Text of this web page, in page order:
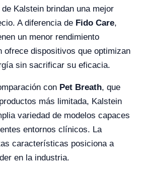
Kalstein brindan una mejor
A diferencia de Fido Care,
un menor rendimiento
ofrece dispositivos que optimizan
sin sacrificar su eficacia.
con Pet Breath, que
más limitada, Kalstein
variedad de modelos capaces
entornos clínicos. La
características posiciona a
en la industria.